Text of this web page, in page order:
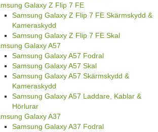
Galaxy Z Flip 7 FE
Samsung Galaxy Z Flip 7 FE Skärmskydd &
Kameraskydd
Samsung Galaxy Z Flip 7 FE Skal
Galaxy A57
Samsung Galaxy A57 Fodral
Samsung Galaxy A57 Skal
Samsung Galaxy A57 Skärmskydd &
Kameraskydd
Samsung Galaxy A57 Laddare, Kablar &
Hörlurar
Galaxy A37
Samsung Galaxy A37 Fodral